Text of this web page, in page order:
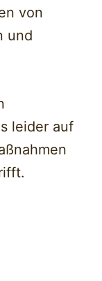
von
und
leider auf